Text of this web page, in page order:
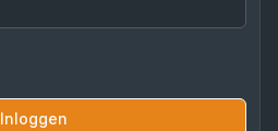
Inloggen